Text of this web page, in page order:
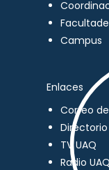
Campus
Enlaces
Correo
Directorio
TV UAQ
Radio UAQ